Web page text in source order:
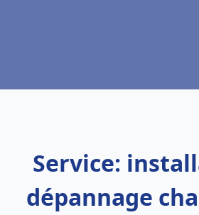
Service:
dépannage